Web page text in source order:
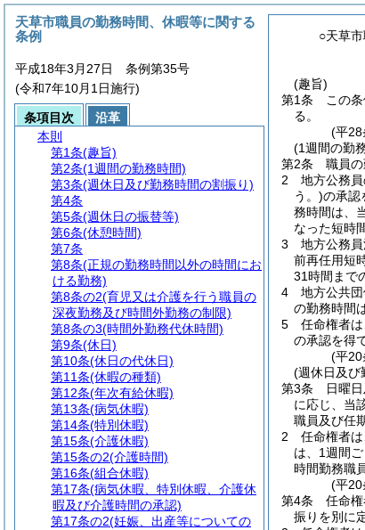
○天草
(趣旨)
第1条
この
る。
(平28
(1週間の勤
第2条
職員
2
地方公務
う。)の承認
務時間は、
なった短時
3
地方公務
前再任用短
31時間まで
4
地方公共
の勤務時間は
5
任命権者
の承認を得
(平20
(週休日及び
第3条
日曜
に応じ、当
職員及び任
2
任命権者
は、1週間
時間勤務職
(平20
第4条
任命
振りを別に
天草市職員の勤務時間、休暇等に関する
条例
平成18年3月27日 条例第35号
(令和7年10月1日施行)
条項目次
沿革
本則
第1条(趣旨)
第2条(1週間の勤務時間)
第3条(週休日及び勤務時間の割振り)
第4条
第5条(週休日の振替等)
第6条(休憩時間)
第7条
第8条(正規の勤務時間以外の時間にお
ける勤務)
第8条の2(育児又は介護を行う職員の
深夜勤務及び時間外勤務の制限)
第8条の3(時間外勤務代休時間)
第9条(休日)
第10条(休日の代休日)
第11条(休暇の種類)
第12条(年次有給休暇)
第13条(病気休暇)
第14条(特別休暇)
第15条(介護休暇)
第15条の2(介護時間)
第16条(組合休暇)
第17条(病気休暇、特別休暇、介護休
暇及び介護時間の承認)
第17条の2(妊娠、出産等についての